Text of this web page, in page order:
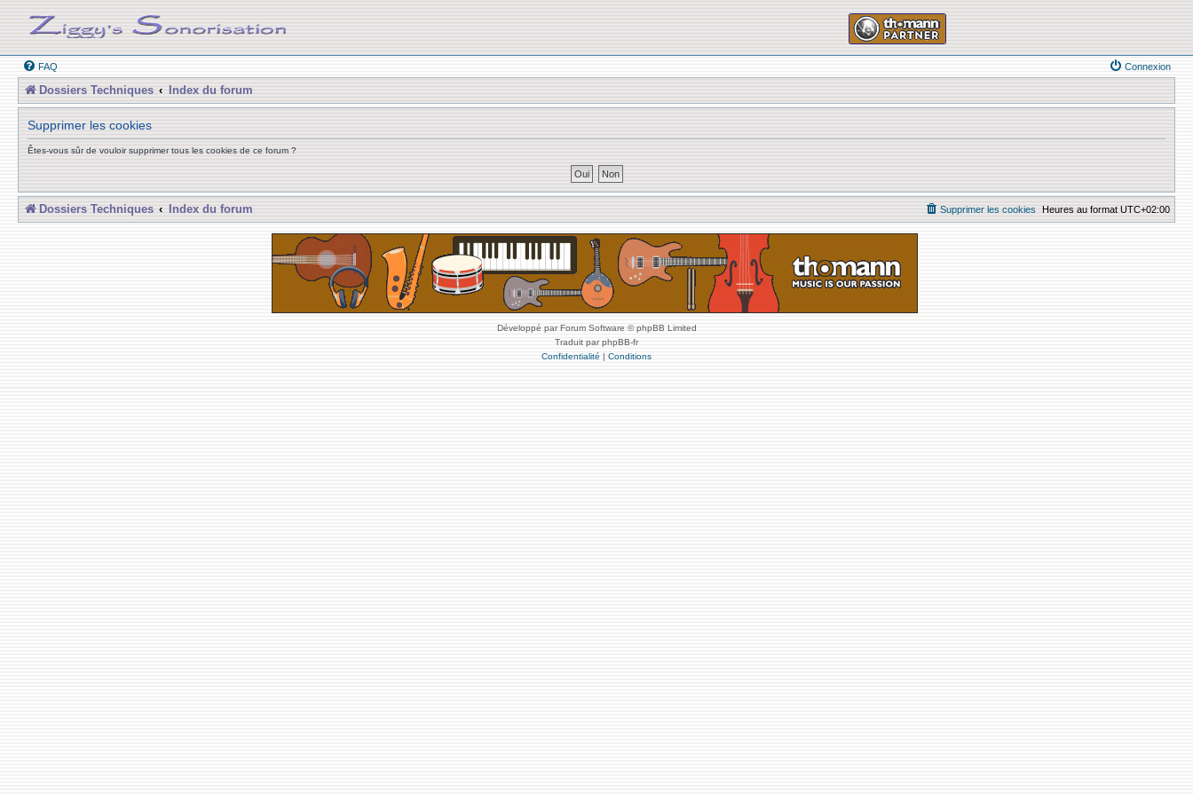
FAQ Connexion
Dossiers Techniques Index du forum
Supprimer les cookies
Êtes-vous sûr de vouloir supprimer tous les cookies de ce forum ?
Dossiers Techniques Index du forum Heures au format UTC+02:00
Supprimer les cookies
Développé par Forum Software © phpBB Limited
Traduit par phpBB-fr
Confidentialité | Conditions